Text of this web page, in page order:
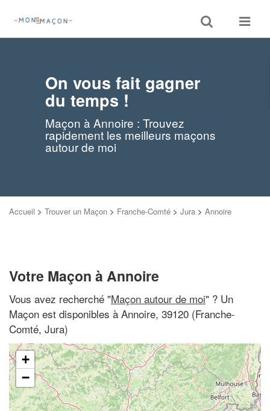
Toggle
search
Toggle
On vous fait gagner
du temps !
Maçon à Annoire : Trouvez
rapidement les meilleurs maçons
autour de moi
Accueil > Trouver un Maçon > Franche-Comté > Jura > Annoire
Votre Maçon à Annoire
Vous avez recherché "Maçon autour de moi" ? Un
Maçon est disponibles à Annoire, 39120 (Franche-
Comté, Jura)
+
−